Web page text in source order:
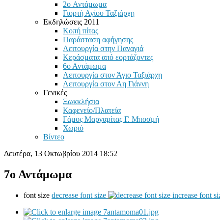
2o Αντάμωμα
Γιορτή Αγίου Ταξιάρχη
Εκδηλώσεις 2011
Κοπή πίτας
Παράσταση αφήγησης
Λειτουργία στην Παναγιά
Κεράσματα από εορτάζοντες
6ο Αντάμωμα
Λειτουργία στον Άγιο Ταξιάρχη
Λειτουργία στον Αη Γιάννη
Γενικές
Ξωκκλήσια
Καφενείο/Πλατεία
Γάμος Μαργαρίτας Γ. Μποσμή
Χωριό
Βίντεο
Δευτέρα, 13 Οκτωβρίου 2014 18:52
7ο Αντάμωμα
font size decrease font size increase font